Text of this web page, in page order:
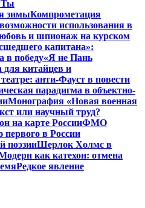
Ты
зимыКомпрометация
использования в
и шпионаж на курском
капитана»:
в победу«Я не Пань
китайцев и
анти-Фауст в повести
парадигма в объектно-
Монография «Новая военная
или научный труд?
на карте РоссииФМО
первого в России
поэзииШерлок Холмс в
как катехон: отмена
Редкое явление